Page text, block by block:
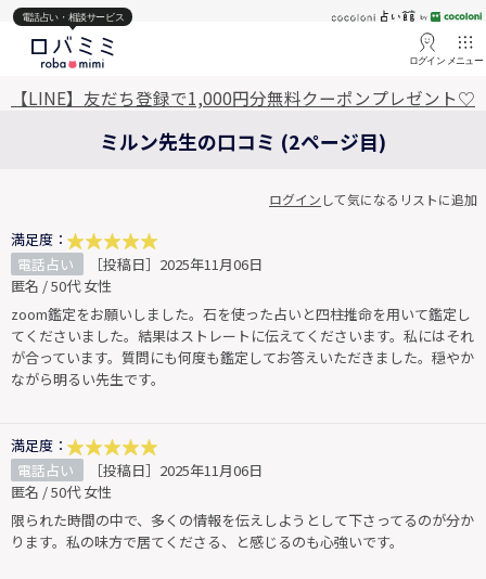
電話占い・相談サービス
ログイン メニュー
【LINE】友だち登録で1,000円分無料クーポンプレゼント♡
ミルン先生の口コミ (2ページ目)
ログイン して気になるリストに追加
満足度：
電話占い
［投稿日］2025年11月06日
匿名 / 50代 女性
zoom鑑定をお願いしました。石を使った占いと四柱推命を用いて鑑定し
てくださいました。結果はストレートに伝えてくださいます。私にはそれ
が合っています。質問にも何度も鑑定してお答えいただきました。穏やか
ながら明るい先生です。
満足度：
電話占い
［投稿日］2025年11月06日
匿名 / 50代 女性
限られた時間の中で、多くの情報を伝えしようとして下さってるのが分か
ります。私の味方で居てくださる、と感じるのも心強いです。